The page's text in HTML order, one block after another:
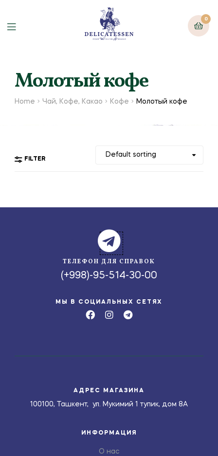
0
Молотый кофе
Home Чай, Кофе, Какао Кофе Молотый кофе
FILTER
ТЕЛЕФОН ДЛЯ СПРАВОК
(+998)-95-514-30-00
МЫ В СОЦИАЛЬНЫХ СЕТЯХ
АДРЕС МАГАЗИНА
100100, Ташкент, ул. Мукимий 1 тупик, дом 8А
ИНФОРМАЦИЯ
О нас